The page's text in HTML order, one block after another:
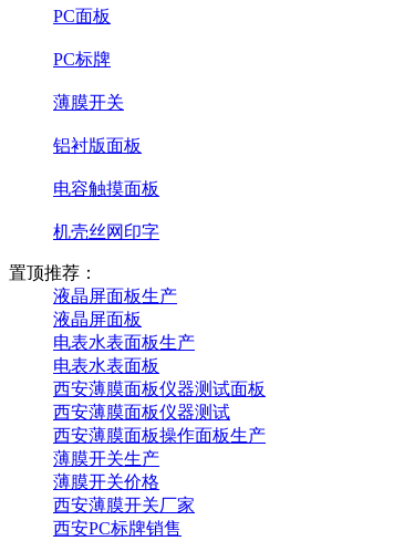
PC面板
PC标牌
薄膜开关
铝衬版面板
电容触摸面板
机壳丝网印字
置顶推荐：
液晶屏面板生产
液晶屏面板
电表水表面板生产
电表水表面板
西安薄膜面板仪器测试面板
西安薄膜面板仪器测试
西安薄膜面板操作面板生产
薄膜开关生产
薄膜开关价格
西安薄膜开关厂家
西安PC标牌销售